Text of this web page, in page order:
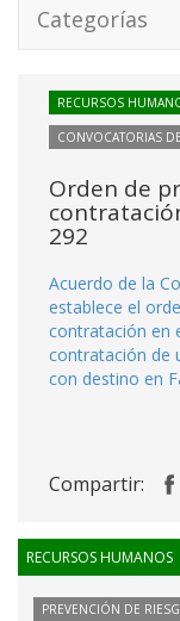
Categorías
RECURSOS
CONVOCATORIAS
Orden de
292
Acuerdo de la
establece el
contratación en
contratación de
con destino en
Compartir:
RECURSOS HUMANOS
PREVENCIÓN DE